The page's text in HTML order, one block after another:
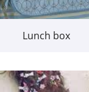
Lunch box